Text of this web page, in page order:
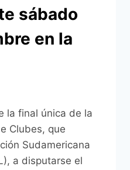
sábado
en la
la final única de la
Clubes, que
Sudamericana
a disputarse el